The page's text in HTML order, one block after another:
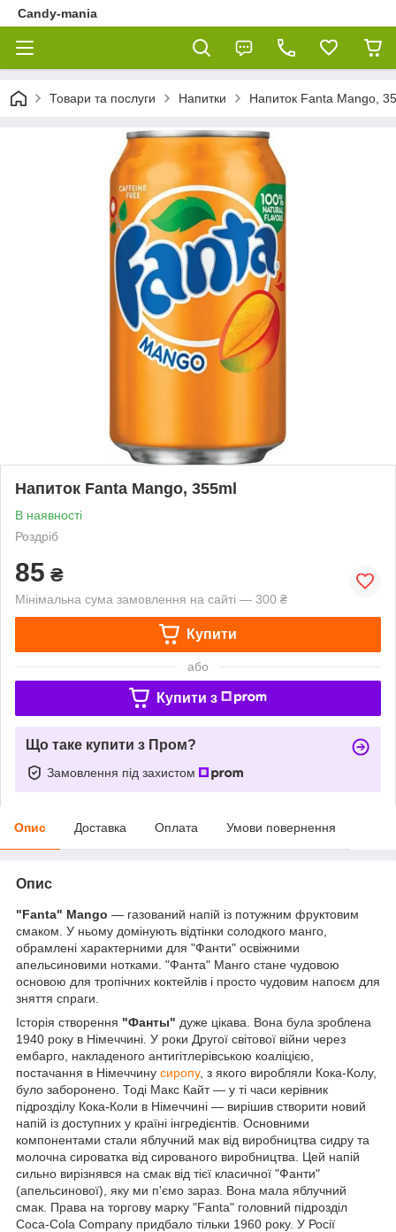
Candy-mania
Товари та послуги Напитки Напиток Fanta Mango,
Напиток Fanta Mango, 355ml
В наявності
Роздріб
85 ₴
Мінімальна сума замовлення на сайті — 300 ₴
Купити
або
Купити з
Що таке купити з Пром?
Замовлення під захистом
Опис Доставка Оплата Умови повернення
Опис
"Fanta" Mango — газований напій із потужним фруктовим
смаком. У ньому домінують відтінки солодкого манго,
обрамлені характерними для "Фанти" освіжними
апельсиновими нотками. "Фанта" Манго стане чудовою
основою для тропічних коктейлів і просто чудовим напоєм для
зняття спраги.
Історія створення "Фанты" дуже цікава. Вона була зроблена
1940 року в Німеччині. У роки Другої світової війни через
ембарго, накладеного антигітлерівською коаліцією,
постачання в Німеччину сиропу, з якого виробляли Кока-Колу,
було заборонено. Тоді Макс Кайт — у ті часи керівник
підрозділу Кока-Коли в Німеччині — вирішив створити новий
напій із доступних у країні інгредієнтів. Основними
компонентами стали яблучний мак від виробництва сидру та
молочна сироватка від сированого виробництва. Цей напій
сильно вирізнявся на смак від тієї класичної "Фанти"
(апельсинової), яку ми п'ємо зараз. Вона мала яблучний
смак. Права на торгову марку "Fanta" головний підрозділ
Coca-Cola Company придбало тільки 1960 року. У Росії